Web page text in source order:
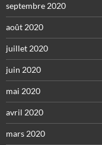
septembre 2020
août 2020
juillet 2020
juin 2020
mai 2020
avril 2020
mars 2020